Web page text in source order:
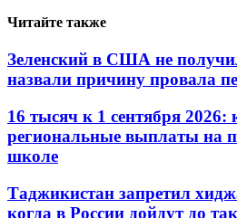
Читайте также
Зеленский в США не
назвали причину провала
16 тысяч к 1 сентября
региональные выплаты на
школе
Таджикистан запретил
когда в России дойдут до